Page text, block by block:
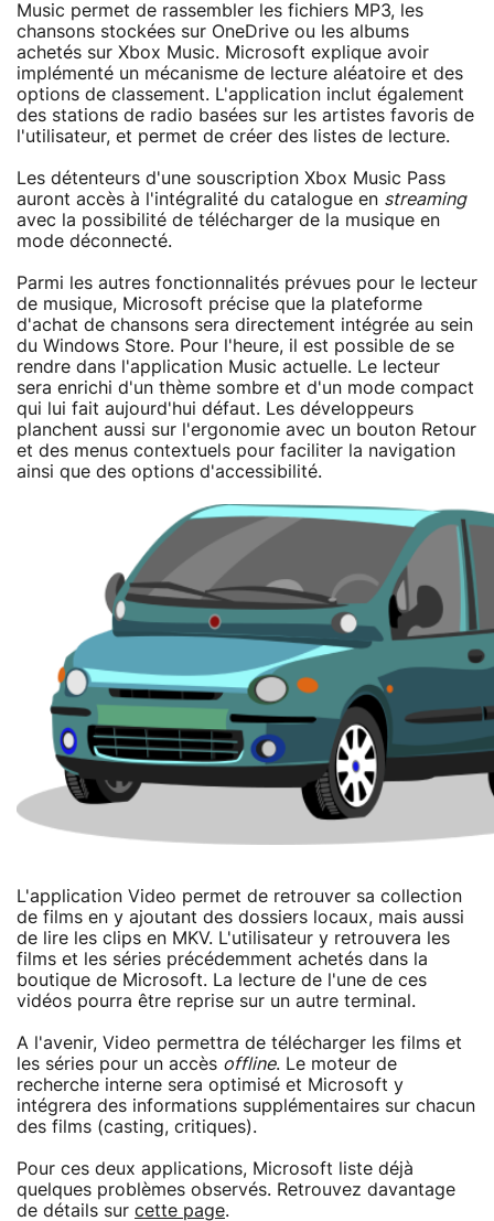
Music permet de rassembler les fichiers MP3, les
chansons stockées sur OneDrive ou les albums
achetés sur Xbox Music. Microsoft explique avoir
implémenté un mécanisme de lecture aléatoire et des
options de classement. L'application inclut également
des stations de radio basées sur les artistes favoris de
l'utilisateur, et permet de créer des listes de lecture.
Les détenteurs d'une souscription Xbox Music Pass
auront accès à l'intégralité du catalogue en streaming
avec la possibilité de télécharger de la musique en
mode déconnecté.
Parmi les autres fonctionnalités prévues pour le lecteur
de musique, Microsoft précise que la plateforme
d'achat de chansons sera directement intégrée au sein
du Windows Store. Pour l'heure, il est possible de se
rendre dans l'application Music actuelle. Le lecteur
sera enrichi d'un thème sombre et d'un mode compact
qui lui fait aujourd'hui défaut. Les développeurs
planchent aussi sur l'ergonomie avec un bouton Retour
et des menus contextuels pour faciliter la navigation
ainsi que des options d'accessibilité.
L'application Video permet de retrouver sa collection
de films en y ajoutant des dossiers locaux, mais aussi
de lire les clips en MKV. L'utilisateur y retrouvera les
films et les séries précédemment achetés dans la
boutique de Microsoft. La lecture de l'une de ces
vidéos pourra être reprise sur un autre terminal.
A l'avenir, Video permettra de télécharger les films et
les séries pour un accès offline. Le moteur de
recherche interne sera optimisé et Microsoft y
intégrera des informations supplémentaires sur chacun
des films (casting, critiques).
Pour ces deux applications, Microsoft liste déjà
quelques problèmes observés. Retrouvez davantage
de détails sur cette page.